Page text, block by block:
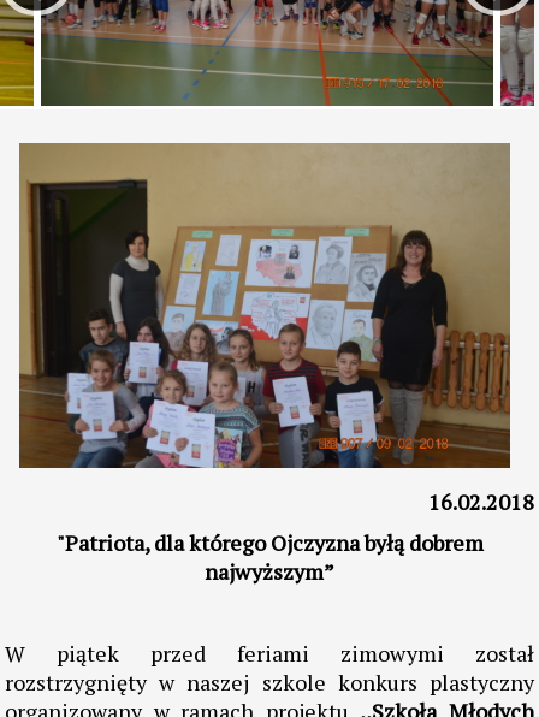
16.02.2018
"Patriota, dla którego Ojczyzna byłą dobrem